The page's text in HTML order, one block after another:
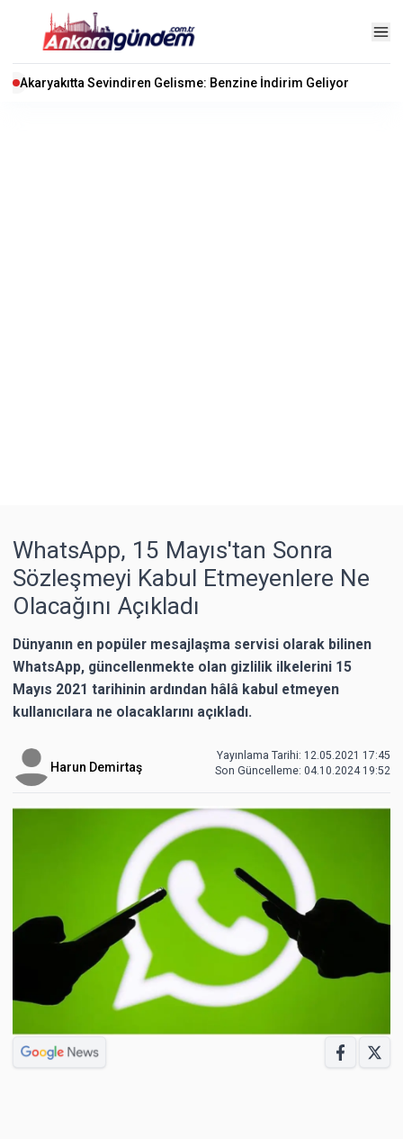
Akaryakıtta Sevindiren Gelisme: Benzine İndirim Geliyor
WhatsApp, 15 Mayıs'tan Sonra
Sözleşmeyi Kabul Etmeyenlere Ne
Olacağını Açıkladı
Dünyanın en popüler mesajlaşma servisi olarak bilinen
WhatsApp, güncellenmekte olan gizlilik ilkelerini 15
Mayıs 2021 tarihinin ardından hâlâ kabul etmeyen
kullanıcılara ne olacaklarını açıkladı.
Harun Demirtaş
Yayınlama Tarihi: 12.05.2021 17:45
Son Güncelleme: 04.10.2024 19:52